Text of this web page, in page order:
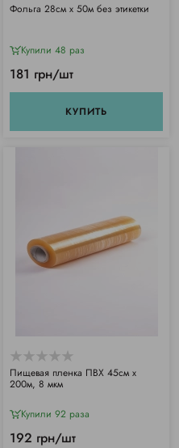
Фольга 28см х 50м без этикетки
Купили 48 раз
181 грн/шт
КУПИТЬ
Пищевая пленка ПВХ 45см х
200м, 8 мкм
Купили 92 раза
192 грн/шт